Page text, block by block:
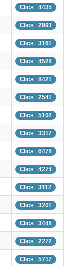
Clics : 4435
Clics : 2993
Clics : 3161
Clics : 4528
Clics : 8421
Clics : 2541
Clics : 5102
Clics : 3317
Clics : 6478
Clics : 4274
Clics : 3112
Clics : 3201
Clics : 3448
Clics : 2272
Clics : 5717